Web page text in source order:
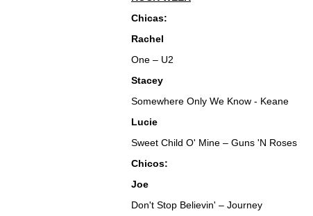
Chicas:
Rachel
One – U2
Stacey
Somewhere Only We Know - Keane
Lucie
Sweet Child O' Mine – Guns 'N Roses
Chicos:
Joe
Don't Stop Believin' – Journey